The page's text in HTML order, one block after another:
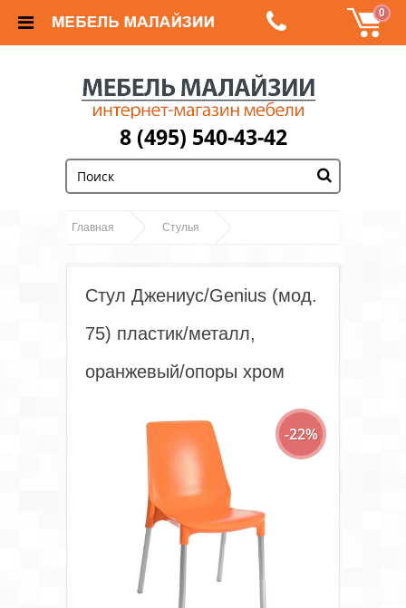
0
8 (495) 540-43-42
Главная Стулья
Джениус/Genius (мод. 75) пластик/металл,
оранжевый/опоры хром
Стул Джениус/Genius (мод.
75) пластик/металл,
оранжевый/опоры хром
-22%